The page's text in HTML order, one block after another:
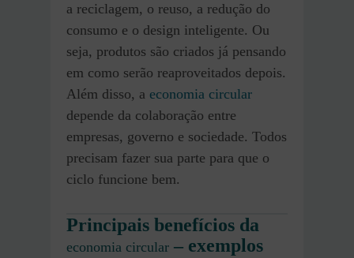
a reciclagem, o reuso, a redução do
consumo e o design inteligente. Ou
seja, produtos são criados já pensando
em como serão reaproveitados depois.
Além disso, a economia circular
depende da colaboração entre
empresas, governo e sociedade. Todos
precisam fazer sua parte para que o
ciclo funcione bem.
Principais benefícios da
economia circular – exemplos